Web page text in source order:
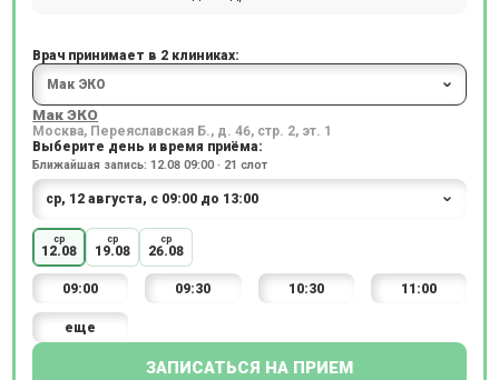
Врач принимает в 2 клиниках:
Мак ЭКО
Москва, Переяславская Б., д. 46, стр. 2, эт. 1
Выберите день и время приёма:
Ближайшая запись: 12.08 09:00 · 21 слот
ср
12.08
ср
19.08
ср
26.08
09:00 09:30 10:30 11:00
еще
ЗАПИСАТЬСЯ НА ПРИЕМ